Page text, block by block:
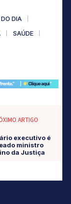
DIA
SAÚDE
ARTIGO
executivo é
ministro
da Justiça